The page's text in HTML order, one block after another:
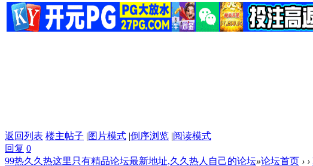
返回列表 楼主帖子 |图片模式 |倒序浏览 |阅读模式
回复 0
99热久久热这里只有精品论坛最新地址,久久热人自己的论坛»论坛首页 › ›